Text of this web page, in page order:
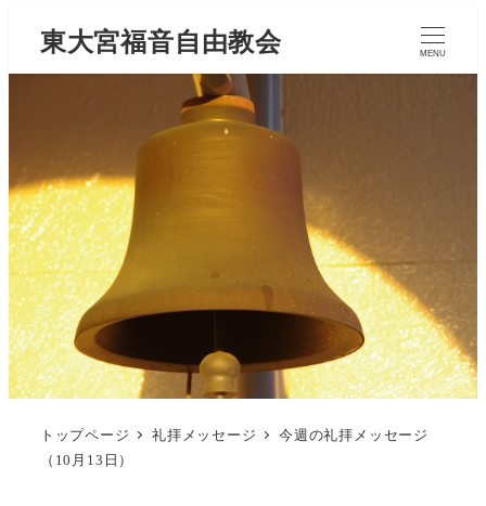
東大宮福音自由教会 MENU
トップページ 礼拝メッセージ
今週の礼拝メッセージ
（10月13日）